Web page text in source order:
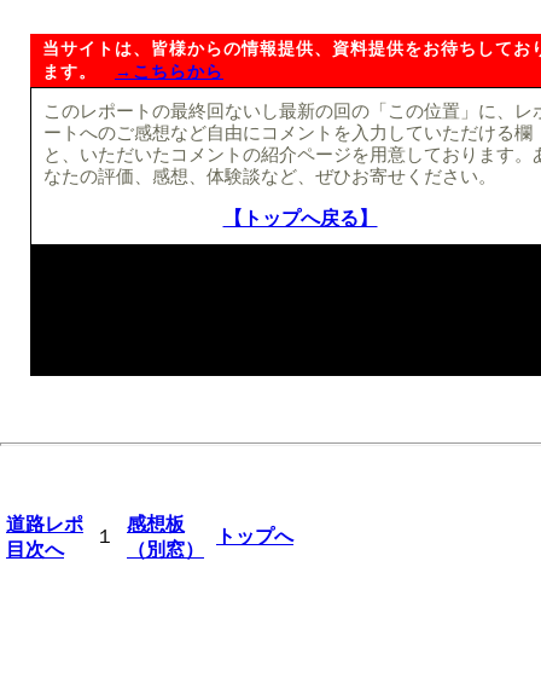
当サイトは、皆様からの情報提供、資料提供をお待ちしてお
ます。
→こちらから
このレポートの最終回ないし最新の回の「この位置」に、レ
ートへのご感想など自由にコメントを入力していただける欄
と、いただいたコメントの紹介ページを用意しております。
なたの評価、感想、体験談など、ぜひお寄せください。
【トップへ戻る】
道路レポ
目次へ
１
感想板
（別窓）
トップへ